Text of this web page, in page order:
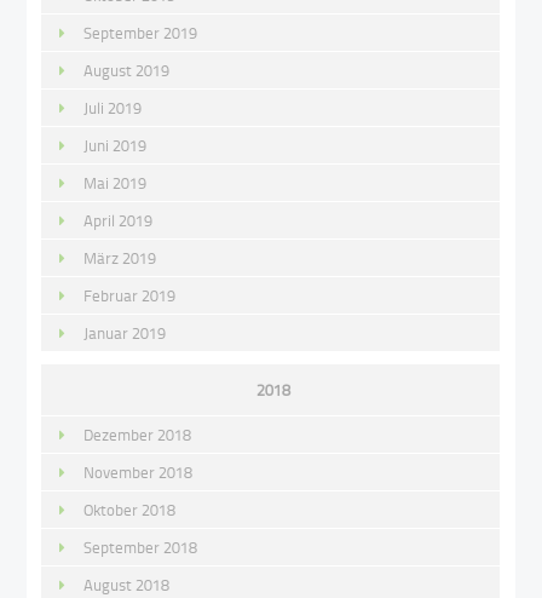
September 2019
August 2019
Juli 2019
Juni 2019
Mai 2019
April 2019
März 2019
Februar 2019
Januar 2019
2018
Dezember 2018
November 2018
Oktober 2018
September 2018
August 2018